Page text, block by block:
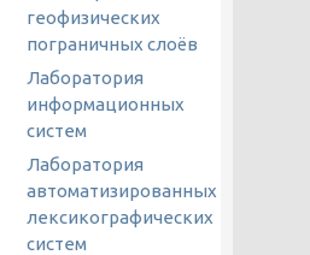
геофизических
пограничных слоёв
Лаборатория
информационных
систем
Лаборатория
автоматизированных
лексикографических
систем